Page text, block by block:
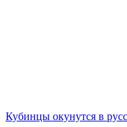
Кубинцы окунутся в